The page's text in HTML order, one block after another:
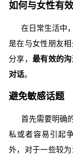
如何与女性有
在日常生活中，
是在与女性朋友
分享，最有效的
对话。
避免敏感话题
首先需要明确的
私或者容易引起
外，对于一些较